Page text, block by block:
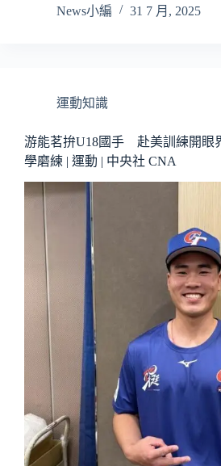
News小編
31 7 月, 2025
運動知識
游能茗拚U18國手 赴美訓練開眼
學磨練 | 運動 | 中央社 CNA